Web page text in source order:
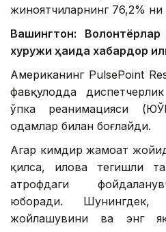
жиноятчиларнинг 76,2% ни
Вашингтон:
хуружи ҳақида хабардор
Американинг PulsePoint
фавқулодда
ўпка реанимацияси
одамлар билан боғлайди.
Агар кимдир жамоат
қилса, илова тегишли
атрофдаги
юборади. Шунингдек,
жойлашувини ва энг